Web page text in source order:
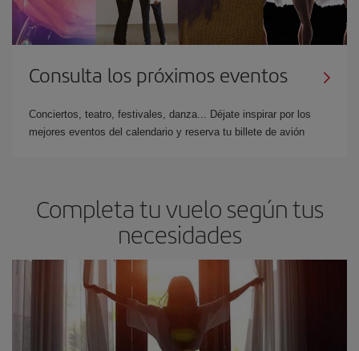
Consulta los próximos eventos
Conciertos, teatro, festivales, danza... Déjate inspirar por los
mejores eventos del calendario y reserva tu billete de avión
Completa tu vuelo según tus
necesidades